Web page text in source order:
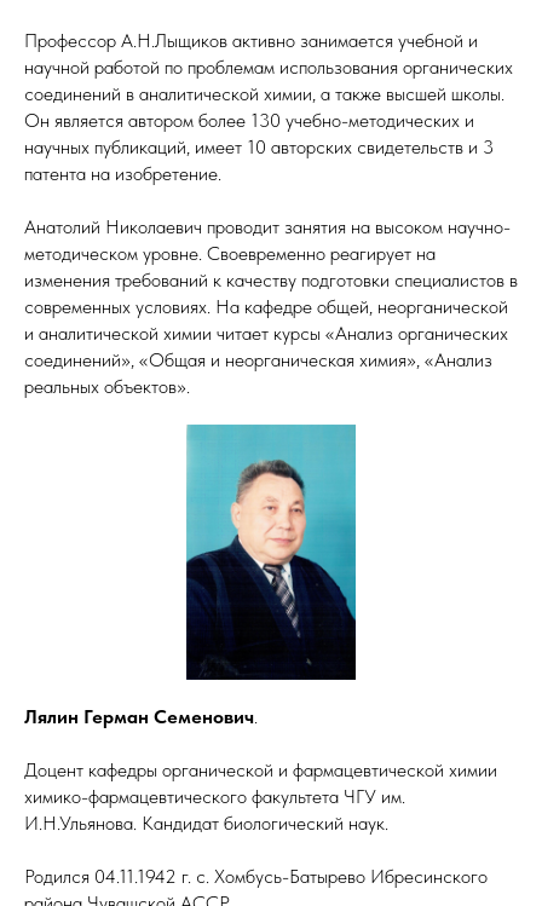
Профессор А.Н.Лыщиков активно занимается учебной и
научной работой по проблемам использования органических
соединений в аналитической химии, а также высшей школы.
Он является автором более 130 учебно-методических и
научных публикаций, имеет 10 авторских свидетельств и 3
патента на изобретение.
Анатолий Николаевич проводит занятия на высоком научно-
методическом уровне. Своевременно реагирует на
изменения требований к качеству подготовки специалистов в
современных условиях. На кафедре общей, неорганической
и аналитической химии читает курсы «Анализ органических
соединений», «Общая и неорганическая химия», «Анализ
реальных объектов».
Лялин Герман Семенович
Доцент кафедры органической и фармацевтической химии
химико-фармацевтического факультета ЧГУ им.
И.Н.Ульянова. Кандидат биологический наук.
Родился 04.11.1942 г. с. Хомбусь-Батырево Ибресинского